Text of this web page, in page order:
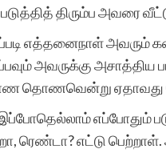
திரும்ப அவரை
எத்தனைநாள் அவரும்
அவருக்கு அசாத்திய
தொணவென்று ஏதாவது
எப்போதும்
ரெண்டா? எட்டு